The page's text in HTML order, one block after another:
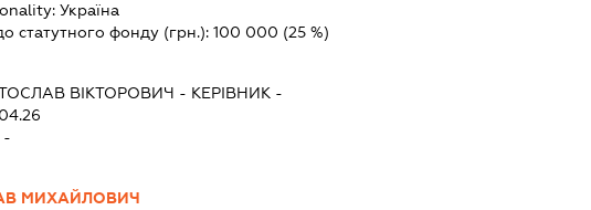
Україна
статутного фонду (грн.): 100 000 (25 %)
ВІКТОРОВИЧ - КЕРІВНИК-
-
МИХАЙЛОВИЧ